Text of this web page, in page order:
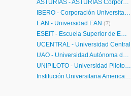
ASTURIAS - ASTURIAS Corporación Universitaria
IBERO - Corporación Universitaria Iberoamericana
EAN - Universidad EAN (7)
ESEIT - Escuela Superior de Empresa, Ingeniería y Tecnología
UCENTRAL - Universidad Central
UAO - Universidad Autónoma de Occidente
UNIPILOTO - Universidad Piloto de Colombia
Institución Universitaria Americana